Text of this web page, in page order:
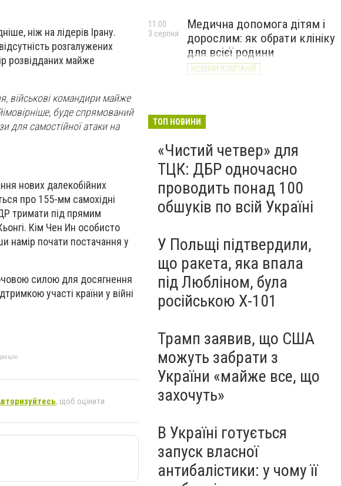
ніж на лідерів Ірану.
розгалужених
розвідданих майже
військові командири майже
буде спрямований
для самостійної атаки на
нових далекобійних
про 155-мм самохідні
тримати під прямим
Кім Чен Ин особисто
намір почати постачання у
силою для досягнення
участі країни у війні
, щоб оцінити
Медична допомога дітям і
дорослим: як обрати клініку
для всієї родини
НОВИНИ КОМПАНІЙ
11:00
3 серпня
ТОП НОВИНИ
«Чистий четвер» для
ТЦК: ДБР одночасно
проводить понад 100
обшуків по всій Україні
У Польщі підтвердили,
що ракета, яка впала
під Любліном, була
російською Х-101
Трамп заявив, що США
можуть забрати з
України «майже все, що
захочуть»
В Україні готується
запуск власної
антибалістики: у чому її